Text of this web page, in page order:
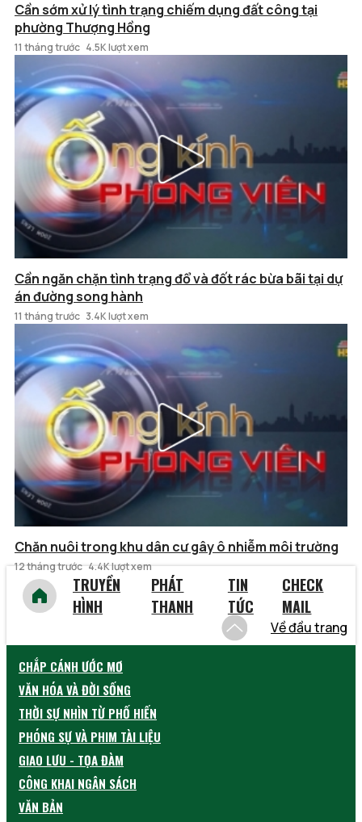
Cần sớm xử lý tình trạng chiếm dụng đất công tại
phường Thượng Hồng
11 tháng trước 4.5K lượt xem
Cần ngăn chặn tình trạng đổ và đốt rác bừa bãi tại dự
án đường song hành
11 tháng trước 3.4K lượt xem
Chăn nuôi trong khu dân cư gây ô nhiễm môi trường
12 tháng trước 4.4K lượt xem
TRUYỀN
HÌNH
PHÁT
THANH
TIN
TỨC
CHECK
MAIL
Về đầu trang
CHẮP CÁNH ƯỚC MƠ
VĂN HÓA VÀ ĐỜI SỐNG
THỜI SỰ NHÌN TỪ PHỐ HIẾN
PHÓNG SỰ VÀ PHIM TÀI LIỆU
GIAO LƯU - TỌA ĐÀM
CÔNG KHAI NGÂN SÁCH
VĂN BẢN